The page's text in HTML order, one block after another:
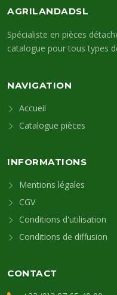
AGRILANDADSL
Spécialiste en pièces
catalogue pour tous types
NAVIGATION
Accueil
Catalogue pièces
INFORMATIONS
Mentions légales
CGV
Conditions d'utilisation
Conditions de diffusion
CONTACT